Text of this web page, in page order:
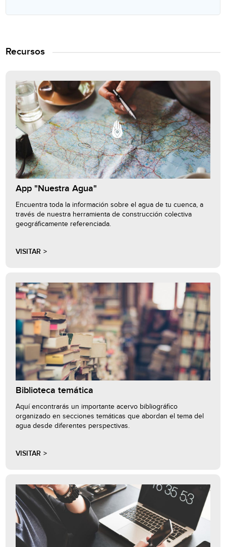
Recursos
App "Nuestra Agua"
Encuentra toda la información sobre el agua de tu cuenca, a
través de nuestra herramienta de construcción colectiva
geográficamente referenciada.
VISITAR
Biblioteca temática
Aquí encontrarás un importante acervo bibliográfico
organizado en secciones temáticas que abordan el tema del
agua desde diferentes perspectivas.
VISITAR